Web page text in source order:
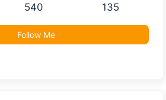
540 135
Follow Me